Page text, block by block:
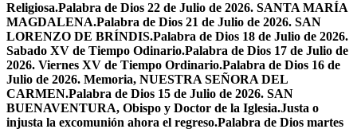
Religiosa.Palabra de Dios 22 de Julio de 2026. SANTA MARÍA
MAGDALENA.Palabra de Dios 21 de Julio de 2026. SAN
LORENZO DE BRÍNDIS.Palabra de Dios 18 de Julio de 2026.
Sabado XV de Tiempo Odinario.Palabra de Dios 17 de Julio de
2026. Viernes XV de Tiempo Ordinario.Palabra de Dios 16 de
Julio de 2026. Memoria, NUESTRA SEÑORA DEL
CARMEN.Palabra de Dios 15 de Julio de 2026. SAN
BUENAVENTURA, Obispo y Doctor de la Iglesia.Justa o
injusta la excomunión ahora el regreso.Palabra de Dios martes